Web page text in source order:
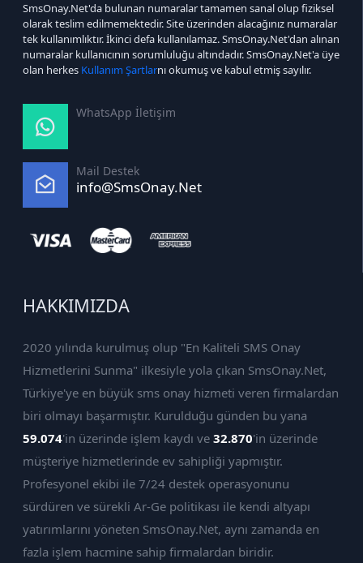
SmsOnay.Net'da bulunan numaralar tamamen sanal olup fiziksel
olarak teslim edilmemektedir. Site üzerinden alacağınız numaralar
tek kullanımlıktır. İkinci defa kullanılamaz. SmsOnay.Net'dan alınan
numaralar kullanıcının sorumluluğu altındadır. SmsOnay.Net'a üye
olan herkes Kullanım Şartlarnı okumuş ve kabul etmiş sayılır.
WhatsApp İletişim
Mail Destek
info@SmsOnay.Net
HAKKIMIZDA
2020 yılında kurulmuş olup "En Kaliteli SMS Onay
Hizmetlerini Sunma" ilkesiyle yola çıkan SmsOnay.Net,
Türkiye'ye en büyük sms onay hizmeti veren firmalardan
biri olmayı başarmıştır. Kurulduğu günden bu yana
59.074'in üzerinde işlem kaydı ve 32.870'in üzerinde
müşteriye hizmetlerinde ev sahipliği yapmıştır.
Profesyonel ekibi ile 7/24 destek operasyonunu
sürdüren ve sürekli Ar-Ge politikası ile kendi altyapı
yatırımlarını yöneten SmsOnay.Net, aynı zamanda en
fazla işlem hacmine sahip firmalardan biridir.